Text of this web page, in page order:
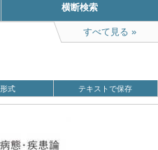
横断検索
すべて見る
式 テキストで保存